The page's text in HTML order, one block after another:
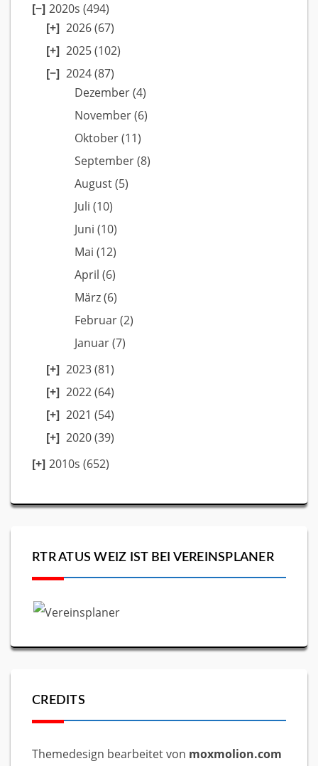
2020s (494)
2026(67)
2025(102)
2024(87)
Dezember(4)
November(6)
Oktober(11)
September(8)
August(5)
Juli (10)
Juni (10)
Mai (12)
April (6)
März(6)
Februar(2)
Januar(7)
2023(81)
2022(64)
2021 (54)
2020(39)
2010s (652)
RTR ATUS WEIZ IST BEI VEREINSPLANER
CREDITS
Themedesign bearbeitet von moxmolion.com